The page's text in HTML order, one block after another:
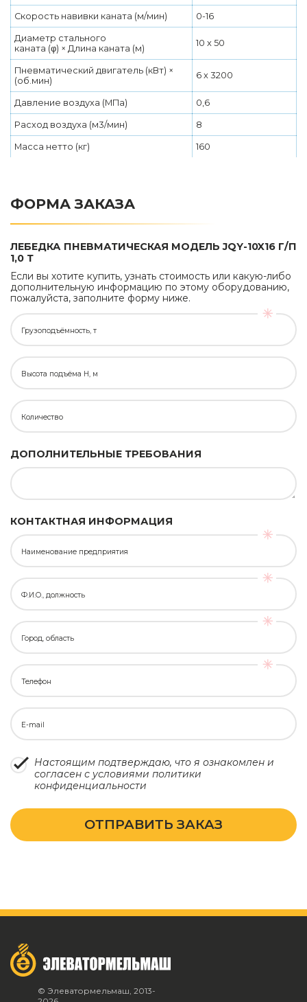
Скорость навивки каната (м/мин) 0-16
Диаметр стального
каната (φ) × Длина каната (м)
10 x 50
Пневматический двигатель (кВт) ×
(об.мин)
6 x 3200
Давление воздуха (МПа) 0,6
Расход воздуха (м3/мин) 8
Масса нетто (кг) 160
ФОРМА ЗАКАЗА
ЛЕБЕДКА ПНЕВМАТИЧЕСКАЯ МОДЕЛЬ JQY-10X16 Г/П
1,0 Т
Если вы хотите купить, узнать стоимость или какую-либо
дополнительную информацию по этому оборудованию,
пожалуйста, заполните форму ниже.
Грузоподъёмность, т
Высота подъёма H, м
Количество
ДОПОЛНИТЕЛЬНЫЕ ТРЕБОВАНИЯ
КОНТАКТНАЯ ИНФОРМАЦИЯ
Наименование предприятия
Ф.И.О., должность
Город, область
Телефон
E-mail
Настоящим подтверждаю, что я ознакомлен и
согласен с условиями политики
конфиденциальности
ОТПРАВИТЬ ЗАКАЗ
© Элеватормельмаш, 2013-